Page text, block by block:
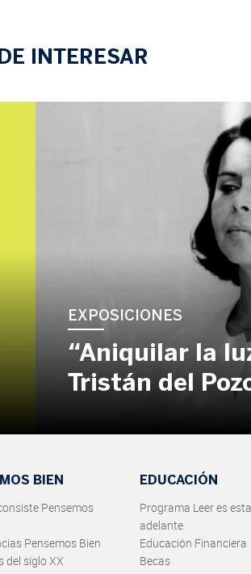
INTERESAR
EXPOSICIONES
“Aniquilar la
Tristán del
BIEN
Pensemos
Pensemos Bien
del siglo XX
EDUCACIÓN
Programa Leer es
adelante
Educación Financiera
Becas